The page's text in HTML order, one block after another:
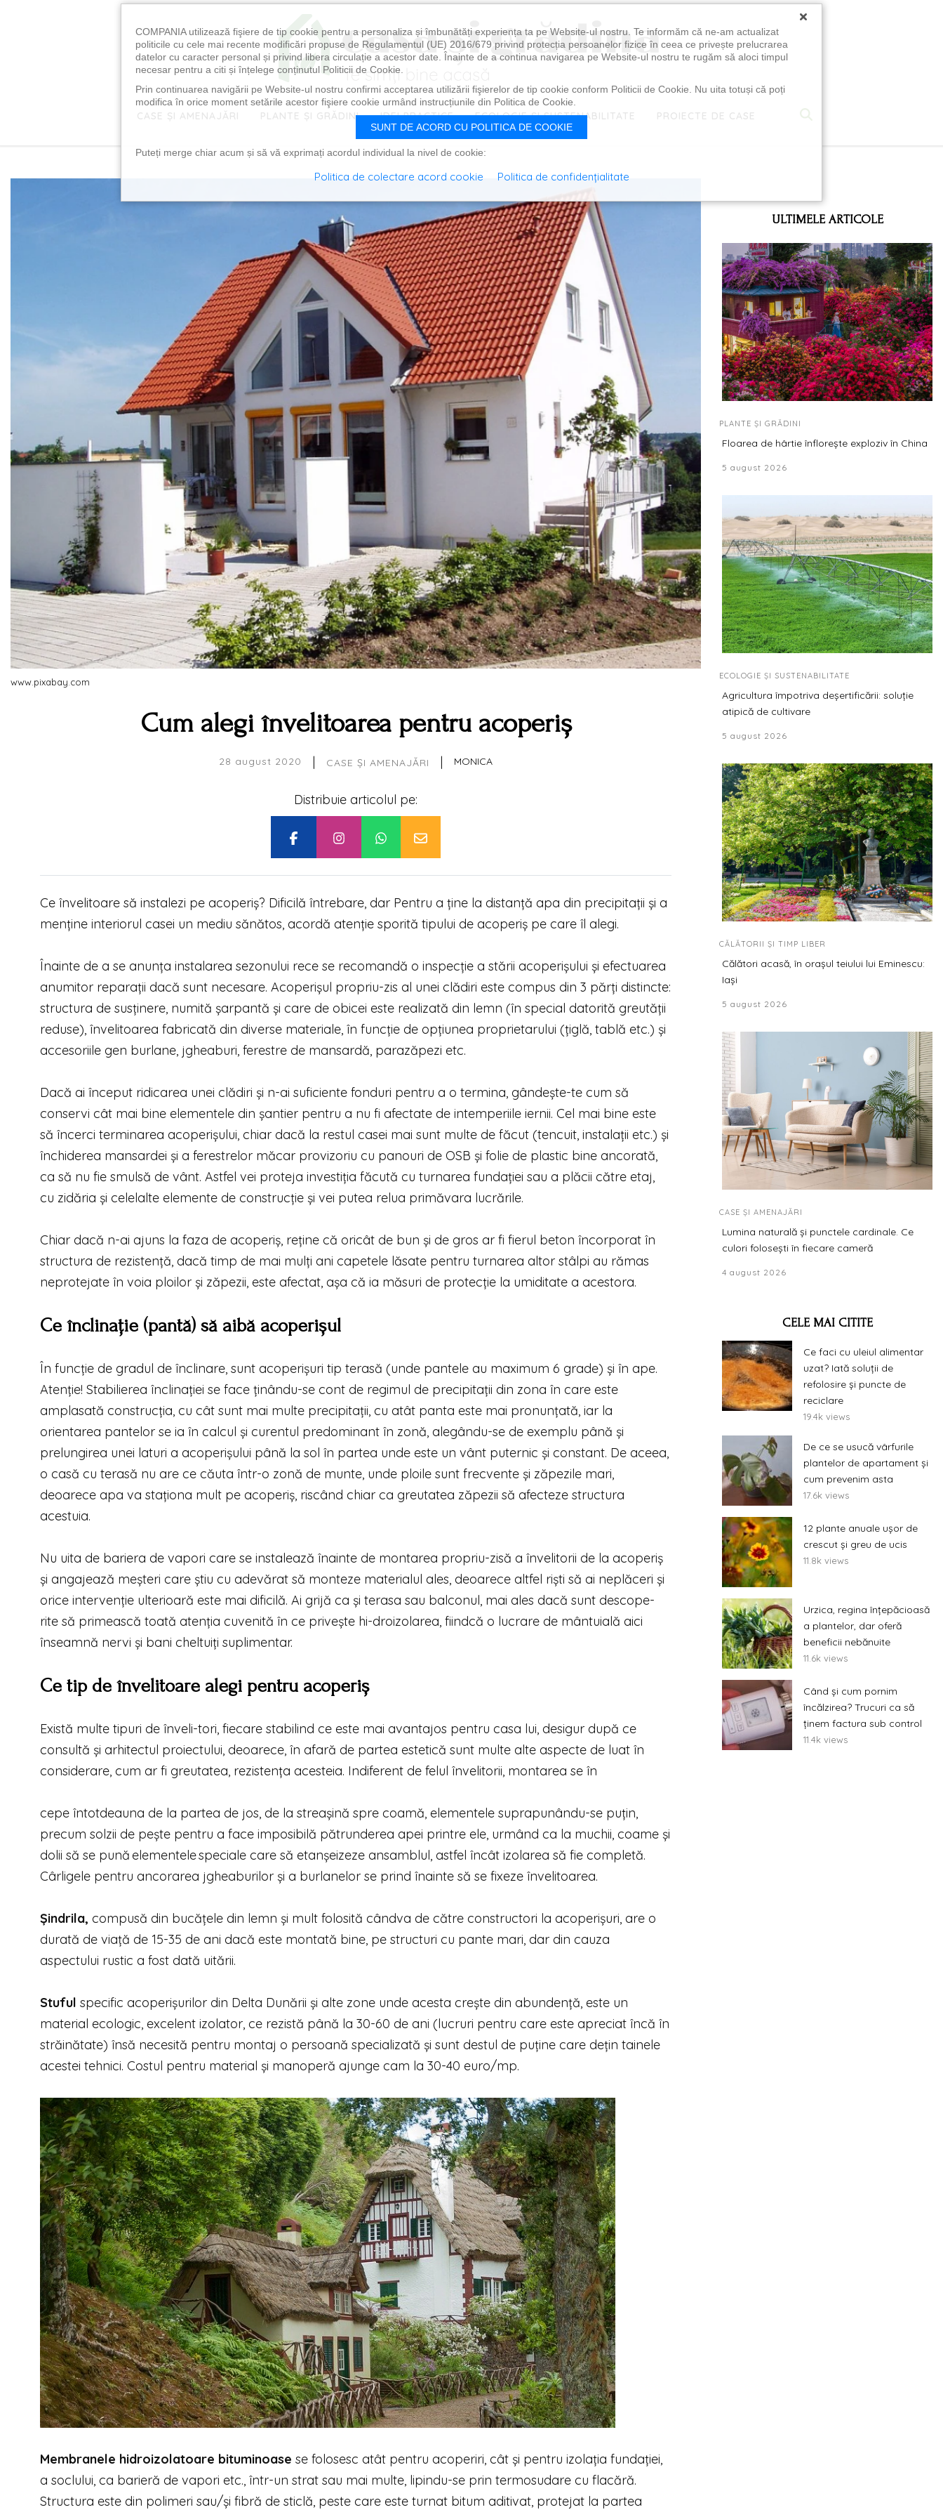
CASE ȘI AMENAJĂRI PLANTE ȘI GRĂDINI IDEI PRACTICE ECOLOGIE ȘI SUSTENABILITATE PROIECTE DE CASE
www.pixabay.com
Cum alegi învelitoarea pentru acoperiș
28 august 2020 | CASE ȘI AMENAJĂRI | MONICA
Distribuie articolul pe:
Ce învelitoare să instalezi pe acoperiș? Dificilă întrebare, dar Pentru a ține la distanță apa din precipitații și a
menține interiorul casei un mediu sănătos, acordă atenție sporită tipului de acoperiș pe care îl alegi.
Înainte de a se anunța instalarea sezonului rece se recomandă o inspecție a stării acoperișului și efectuarea
anumitor reparații dacă sunt necesare. Acoperișul propriu-zis al unei clădiri este compus din 3 părți distincte:
structura de susținere, numită șarpantă și care de obicei este realizată din lemn (în special datorită greutății
reduse), învelitoarea fabricată din diverse materiale, în funcție de opțiunea proprietarului (țiglă, tablă etc.) și
accesoriile gen burlane, jgheaburi, ferestre de mansardă, parazăpezi etc.
Dacă ai început ridicarea unei clădiri și n-ai suficiente fonduri pentru a o termina, gândește-te cum să
conservi cât mai bine elementele din șantier pentru a nu fi afectate de intemperiile iernii. Cel mai bine este
să încerci terminarea acoperișului, chiar dacă la restul casei mai sunt multe de făcut (tencuit, instalații etc.) și
închiderea mansardei și a ferestrelor măcar provizoriu cu panouri de OSB și folie de plastic bine ancorată,
ca să nu fie smulsă de vânt. Astfel vei proteja investiția făcută cu turnarea fundației sau a plăcii către etaj,
cu zidăria și celelalte elemente de construcție și vei putea relua primăvara lucrările.
Chiar dacă n-ai ajuns la faza de acoperiș, reține că oricât de bun și de gros ar fi fierul beton încorporat în
structura de rezistență, dacă timp de mai mulți ani capetele lăsate pentru turnarea altor stâlpi au rămas
neprotejate în voia ploilor și zăpezii, este afectat, așa că ia măsuri de protecție la umiditate a acestora.
Ce înclinație (pantă) să aibă acoperișul
În funcție de gradul de înclinare, sunt acoperișuri tip terasă (unde pantele au maximum 6 grade) și în ape.
Atenție! Stabilierea înclinației se face ținându-se cont de regimul de precipitații din zona în care este
amplasată construcția, cu cât sunt mai multe precipitații, cu atât panta este mai pronunțată, iar la
orientarea pantelor se ia în calcul și curentul predominant în zonă, alegându-se de exemplu până și
prelungirea unei laturi a acoperișului până la sol în partea unde este un vânt puternic și constant. De aceea,
o casă cu terasă nu are ce căuta într-o zonă de munte, unde ploile sunt frecvente și zăpezile mari,
deoarece apa va staționa mult pe acoperiș, riscând chiar ca greutatea zăpezii să afecteze structura
acestuia.
Nu uita de bariera de vapori care se instalează înainte de montarea propriu-zisă a învelitorii de la acoperiș
și angajează meșteri care știu cu adevărat să monteze materialul ales, deoarece altfel riști să ai neplăceri și
orice intervenție ulterioară este mai dificilă. Ai grijă ca și terasa sau balconul, mai ales dacă sunt descope-
rite să primească toată atenția cuvenită în ce privește hi-droizolarea, fiindcă o lucrare de mântuială aici
înseamnă nervi și bani cheltuiți suplimentar.
Ce tip de învelitoare alegi pentru acoperiș
Există multe tipuri de înveli-tori, fiecare stabilind ce este mai avantajos pentru casa lui, desigur după ce
consultă și arhitectul proiectului, deoarece, în afară de partea estetică sunt multe alte aspecte de luat în
considerare, cum ar fi greutatea, rezistența acesteia. Indiferent de felul învelitorii, montarea se în
cepe întotdeauna de la partea de jos, de la streașină spre coamă, elementele supra­pu­­nându-se puțin,
precum solzii de pește pentru a face imposibilă pătrunderea apei printre ele, urmând ca la muchii, coame și
dolii să se pună elementele speciale care să etanșeizeze ansamblul, astfel încât izolarea să fie completă.
Cârligele pentru ancorarea jgheaburilor și a burlanelor se prind înainte să se fixeze învelitoarea.
Șindrila, compusă din bucă­țele din lemn și mult folosită cândva de către constructori la acoperișuri, are o
durată de viață de 15-35 de ani dacă este montată bine, pe structuri cu pante mari, dar din cauza
aspectului rustic a fost dată uitării.
Stuful specific acoperișurilor din Delta Dunării și alte zone unde acesta crește din abundență, este un
material ecologic, excelent izolator, ce rezistă până la 30-60 de ani (lucruri pentru care este apreciat încă în
străinătate) însă necesită pentru montaj o persoană specializată și sunt destul de puține care dețin tainele
acestei tehnici. Costul pentru material și manoperă ajunge cam la 30-40 euro/mp.
Membranele hidroizolatoare bituminoase se folosesc atât pentru acoperiri, cât și pentru izolația fundației,
a soclului, ca barieră de vapori etc., într-un strat sau mai multe, lipindu-se prin termosudare cu flacără.
Structura este din polimeri sau/și fibră de sticlă, peste care este turnat bitum aditivat, protejat la partea
ULTIMELE ARTICOLE
PLANTE ȘI GRĂDINI
Floarea de hârtie înflorește exploziv în China
5 august 2026
ECOLOGIE ȘI SUSTENABILITATE
Agricultura împotriva deșertificării: soluție
atipică de cultivare
5 august 2026
CĂLĂTORII ȘI TIMP LIBER
Călători acasă, în orașul teiului lui Eminescu:
Iași
5 august 2026
CASE ȘI AMENAJĂRI
Lumina naturală și punctele cardinale. Ce
culori folosești în fiecare cameră
4 august 2026
CELE MAI CITITE
Ce faci cu uleiul alimentar
uzat? Iată soluții de
refolosire și puncte de
reciclare
19.4k views
De ce se usucă vârfurile
plantelor de apartament și
cum prevenim asta
17.6k views
12 plante anuale ușor de
crescut și greu de ucis
11.8k views
Urzica, regina înțepăcioasă
a plantelor, dar oferă
beneficii nebănuite
11.6k views
Când și cum pornim
încălzirea? Trucuri ca să
ținem factura sub control
11.4k views
×
COMPANIA utilizează fişiere de tip cookie pentru a personaliza și îmbunătăți experiența ta pe Website-ul nostru. Te informăm că ne-am actualizat
politicile cu cele mai recente modificări propuse de Regulamentul (UE) 2016/679 privind protecția persoanelor fizice în ceea ce privește prelucrarea
datelor cu caracter personal și privind libera circulație a acestor date. Înainte de a continua navigarea pe Website-ul nostru te rugăm să aloci timpul
necesar pentru a citi și înțelege conținutul Politicii de Cookie.
Prin continuarea navigării pe Website-ul nostru confirmi acceptarea utilizării fişierelor de tip cookie conform Politicii de Cookie. Nu uita totuși că poți
modifica în orice moment setările acestor fişiere cookie urmând instrucțiunile din Politica de Cookie.
SUNT DE ACORD CU POLITICA DE COOKIE
Puteți merge chiar acum și să vă exprimați acordul individual la nivel de cookie:
Politica de colectare acord cookie Politica de confidențialitate